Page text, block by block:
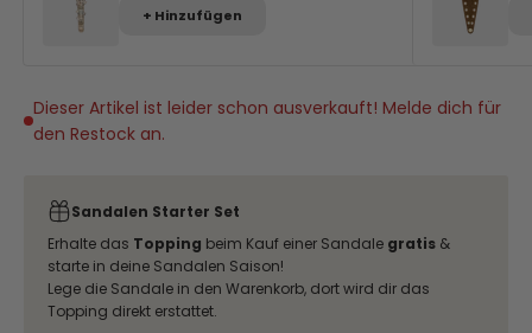
+ Hinzufügen
Dieser Artikel ist leider schon ausverkauft! Melde dich für
den Restock an.
Sandalen Starter Set
Erhalte das Topping beim Kauf einer Sandale gratis &
starte in deine Sandalen Saison!
Lege die Sandale in den Warenkorb, dort wird dir das
Topping direkt erstattet.